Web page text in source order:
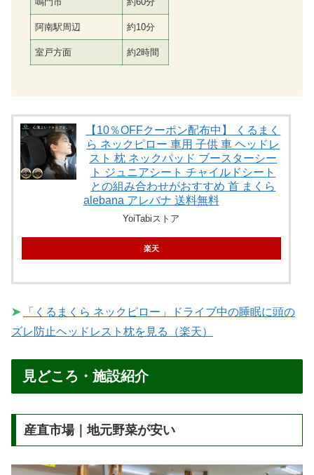
阿南駅周辺 約10分
室戸方面 約2時間
【10％OFFクーポン配布中】 くるまく
ら ネックピロー 車用 子供 車 ヘッドレ
スト 枕 ネックパッド ブースターシー
ト ジュニアシート チャイルドシート
との組み合わせがおすすめ 首 まくら
alebana アレバナ 送料無料
YoiTabiストア
楽天
➤
「くるまくら ネックピロー」ドライブ中の睡眠に頭の
ズレ防止ヘッドレスト枕を見る（楽天）
見どころ・施設紹介
産直市場｜地元野菜が安い